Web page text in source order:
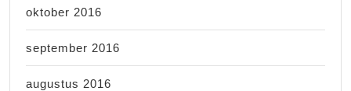
oktober 2016
september 2016
augustus 2016